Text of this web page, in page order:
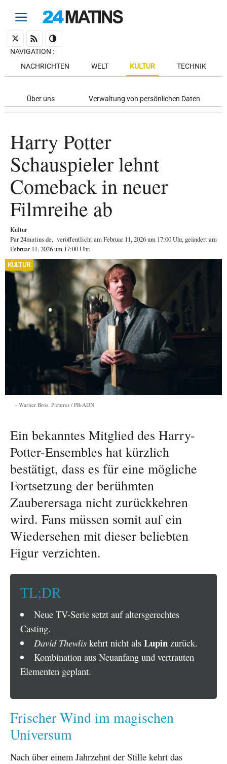
NAVIGATION :
NACHRICHTEN
WELT KULTUR TECHNIK
Über uns Verwaltung von persönlichen Daten
Harry Potter
Schauspieler lehnt
Comeback in neuer
Filmreihe ab
Kultur
Par24matins.de, veröffentlicht amFebruar 11, 2026um 17:00 Uhr, geändert am
Februar 11, 2026 um 17:00 Uhr.
KULTUR
Warner Bros. Pictures / PR-ADN
Ein bekanntes Mitglied des Harry-
Potter-Ensembles hat kürzlich
bestätigt, dass es für eine mögliche
Fortsetzung der berühmten
Zauberersaga nicht zurückkehren
wird. Fans müssen somit auf ein
Wiedersehen mit dieser beliebten
Figur verzichten.
TL;DR
Neue TV-Serie setzt auf altersgerechtes
Casting.
David Thewliskehrt nicht als Lupinzurück.
Kombination aus Neuanfang und vertrauten
Elementen geplant.
Frischer Wind im magischen
Universum
Nach über einem Jahrzehnt der Stille kehrt das